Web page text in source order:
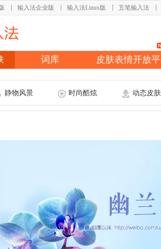
输入法企业版 输入法Linux版 五笔输入法
词库 皮肤表情开放
静物风景 时尚酷炫 动态皮肤